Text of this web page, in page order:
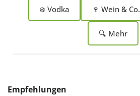
❄️ Vodka 🍷 Wein & Co.
🔍 Mehr
Produktgalerie überspringen
Empfehlungen